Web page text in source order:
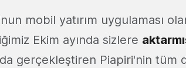
mobil yatırım uygulaması
Ekim ayında sizlere
da gerçekleştiren Piapiri'nin tüm